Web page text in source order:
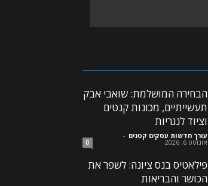
הבחירה המושלמת: שואבי אבק
תעשייתיים, מכונות קנטים
וציוד לנגריות
עורך חדשות עסקים קטנים -
אוגוסט 6, 2026 0
פילאטיס בנס ציונה: לשפר את
הכושר והבריאות